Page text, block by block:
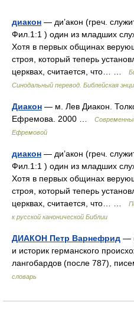
диакон — ди’акон (греч.
Фил.1:1 ) один из младших
Хотя в первых общинах
строя, который теперь
церквах, считается, что… …
Синодальный перевод. Библейская
Диакон — м. Лев Диакон.
Ефремова. 2000 …
Ефремовой
диакон — ди’акон (греч.
Фил.1:1 ) один из младших
Хотя в первых общинах
строя, который теперь
церквах, считается, что… …
к русской канонической Библии
ДИАКОН Петр Варнефрид —
и историк германского
лангобардов (после 787),
словарь